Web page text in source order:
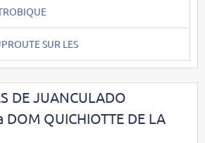
SUR LES
DE JUANCULADO
DOM QUICHIOTTE DE LA